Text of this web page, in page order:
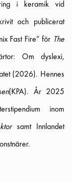
i keramik vid
och publicerat
Fast Fire” för The
Om dyslexi,
(2026). Hennes
(KPA). År 2025
inom
samt Innlandet